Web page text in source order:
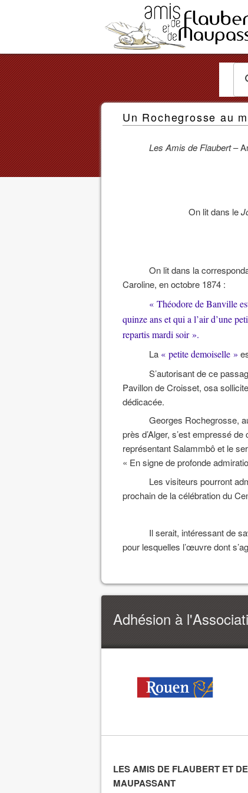
Les
Amis
de
Flaubert
Maupassant
Un Rochegrosse au
Les Amis de Flaubert–
On lit dans le
On lit dans la
Caroline, en octobre 1874 :
« Théodore de Banville
quinze ans et qui a l’air d’une
repartis mardi soir ».
La « petite demoiselle »
S’autorisant de ce
Pavillon de Croisset, osa
dédicacée.
Georges Rochegrosse,
près d’Alger, s’est empressé
représentant Salammbô et le
« En signe de profonde
Les visiteurs pourront
prochain de la célébration du
Il serait, intéressant de
pour lesquelles l’œuvre dont
Adhésion à
LES AMIS DE FLAUBERT ET DE
MAUPASSANT